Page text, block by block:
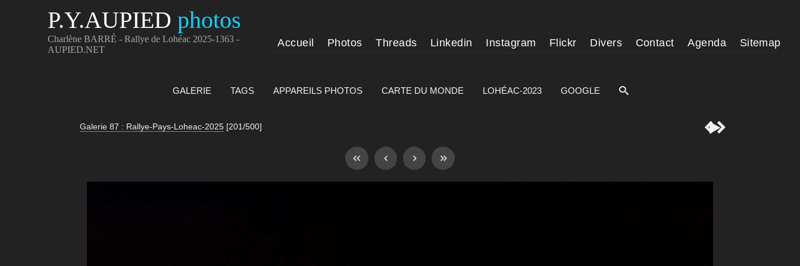
P.Y.AUPIED photos
Charlène BARRÉ - Rallye de Lohéac 2025-1363 -
AUPIED.NET
Accueil Photos Threads Linkedin Instagram Flickr Divers Contact Agenda Sitemap
GALERIE TAGS APPAREILS PHOTOS CARTE DU MONDE LOHÉAC-2023 GOOGLE
Galerie 87 : Rallye-Pays-Loheac-2025 [201/500] 